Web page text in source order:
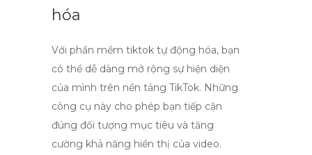
hóa
Với phần mềm tiktok tự động hóa, bạn
có thể dễ dàng mở rộng sự hiện diện
của mình trên nền tảng TikTok. Những
công cụ này cho phép bạn tiếp cận
đúng đối tượng mục tiêu và tăng
cường khả năng hiển thị của video.